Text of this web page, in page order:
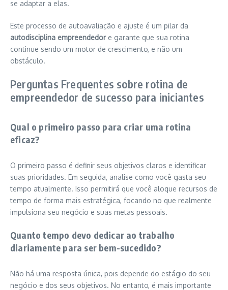
se adaptar a elas.
Este processo de autoavaliação e ajuste é um pilar da
autodisciplina empreendedore garante que sua rotina
continue sendo um motor de crescimento, e não um
obstáculo.
Perguntas Frequentes sobre rotina de
empreendedor de sucesso para iniciantes
Qual o primeiro passo para criar uma rotina
eficaz?
O primeiro passo é definir seus objetivos claros e identificar
suas prioridades. Em seguida, analise como você gasta seu
tempo atualmente. Isso permitirá que você aloque recursos de
tempo de forma mais estratégica, focando no que realmente
impulsiona seu negócio e suas metas pessoais.
Quanto tempo devo dedicar ao trabalho
diariamente para ser bem-sucedido?
Não há uma resposta única, pois depende do estágio do seu
negócio e dos seus objetivos. No entanto, é mais importante